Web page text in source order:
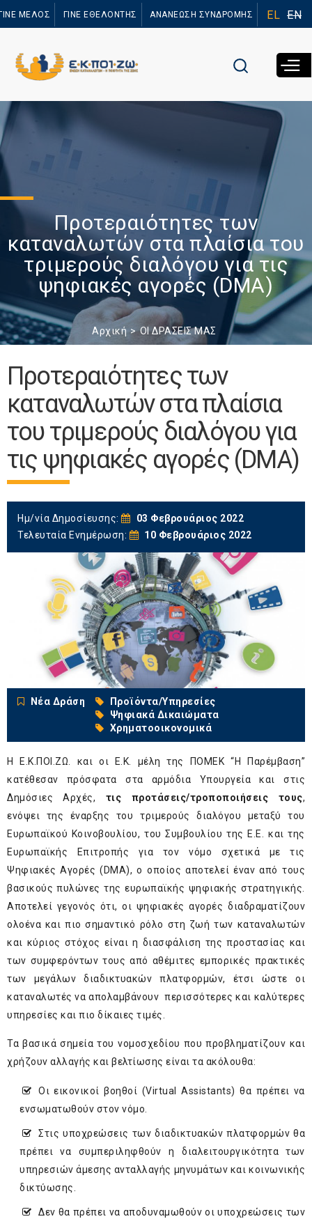
προς το
ΜΕΛΟΣ ΓΙΝΕ ΕΘΕΛΟΝΤΗΣ ΑΝΑΝΕΩΣΗ ΣΥΝΔΡΟΜΗΣ EL EN
Προτεραιότητες των
καταναλωτών στα πλαίσια του
τριμερούς διαλόγου για τις
ψηφιακές αγορές (DΜA)
Αρχική ΟΙ ΔΡΑΣΕΙΣ ΜΑΣ
Προτεραιότητες των
καταναλωτών στα πλαίσια
του τριμερούς διαλόγου για
τις ψηφιακές αγορές (DΜA)
Ημ/νία Δημοσίευσης:
03 Φεβρουάριος 2022
Τελευταία Ενημέρωση:
10 Φεβρουάριος 2022
Νέα Δράση
Προϊόντα/Υπηρεσίες
Ψηφιακά Δικαιώματα
Χρηματοοικονομικά
Η Ε.Κ.ΠΟΙ.ΖΩ. και οι Ε.Κ. μέλη της ΠΟΜΕΚ “Η Παρέμβαση”
κατέθεσαν πρόσφατα στα αρμόδια Υπουργεία και στις
Δημόσιες Αρχές, τις προτάσεις/τροποποιήσεις τους,
ενόψει της έναρξης του τριμερούς διαλόγου μεταξύ του
Ευρωπαϊκού Κοινοβουλίου, του Συμβουλίου της Ε.Ε. και της
Ευρωπαϊκής Επιτροπής για τον νόμο σχετικά με τις
Ψηφιακές Αγορές (DMA), ο οποίος αποτελεί έναν από τους
βασικούς πυλώνες της ευρωπαϊκής ψηφιακής στρατηγικής.
Αποτελεί γεγονός ότι, οι ψηφιακές αγορές διαδραματίζουν
ολοένα και πιο σημαντικό ρόλο στη ζωή των καταναλωτών
και κύριος στόχος είναι η διασφάλιση της προστασίας και
των συμφερόντων τους από αθέμιτες εμπορικές πρακτικές
των μεγάλων διαδικτυακών πλατφορμών, έτσι ώστε οι
καταναλωτές να απολαμβάνουν περισσότερες και καλύτερες
υπηρεσίες και πιο δίκαιες τιμές.
Τα βασικά σημεία του νομοσχεδίου που προβληματίζουν και
χρήζουν αλλαγής και βελτίωσης είναι τα ακόλουθα:
Οι εικονικοί βοηθοί (Virtual Assistants) θα πρέπει να
ενσωματωθούν στον νόμο.
Στις υποχρεώσεις των διαδικτυακών πλατφορμών θα
πρέπει να συμπεριληφθούν η διαλειτουργικότητα των
υπηρεσιών άμεσης ανταλλαγής μηνυμάτων και κοινωνικής
δικτύωσης.
Δεν θα πρέπει να αποδυναμωθούν οι υποχρεώσεις των